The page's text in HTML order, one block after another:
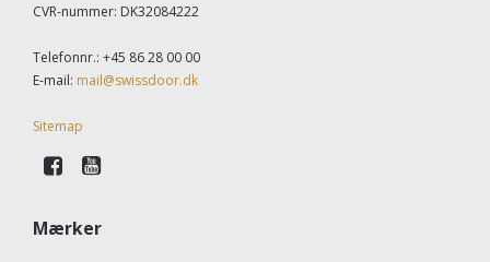
CVR-nummer: DK32084222
Telefonnr.: +45 86 28 00 00
E-mail: mail@swissdoor.dk
Sitemap
Mærker